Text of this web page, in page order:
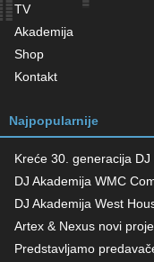
TV
Akademija
Shop
Kontakt
Najpopularnije
Kreće 30. generacija
DJ Akademija WMC
DJ Akademija West
Artex & Nexus novi
Predstavljamo